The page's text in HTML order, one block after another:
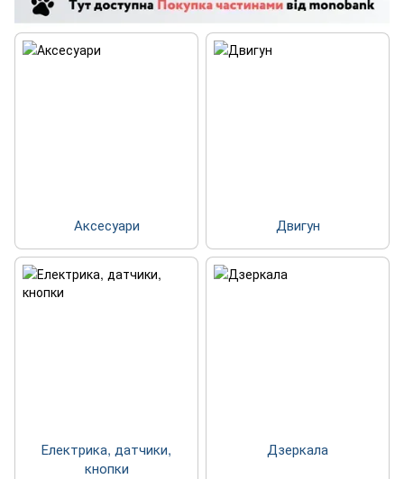
Аксесуари Двигун
Електрика, датчики,
кнопки
Дзеркала